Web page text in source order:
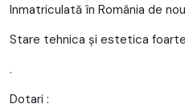
Inmatriculată în România de
Stare tehnica și estetica
.
Dotari :